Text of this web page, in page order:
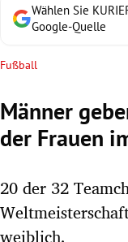
Untermenü
Untermenü
Untermenü
Untermenü
Untermenü
Untermenü
Wählen Sie
Google-Quelle
Fußball
Männer
der Frauen
20 der 32
weiblich.